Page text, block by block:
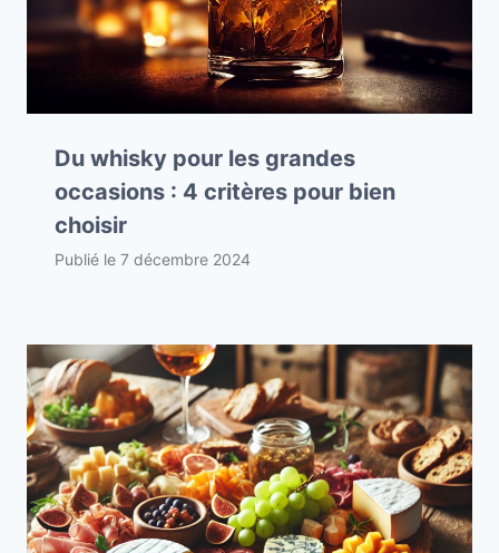
Du whisky pour les grandes
occasions : 4 critères pour bien
choisir
Publié le 7 décembre 2024